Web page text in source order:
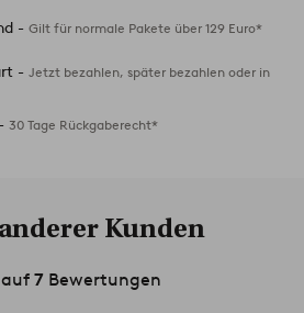
- Gilt für normale Pakete über 129 Euro*
- Jetzt bezahlen, später bezahlen oder in
30 Tage Rückgaberecht*
Kunden
7 Bewertungen